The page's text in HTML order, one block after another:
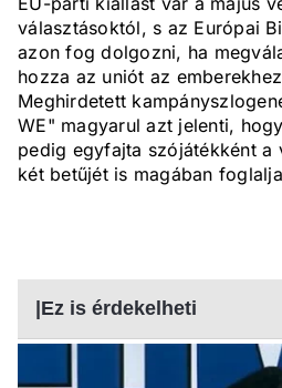
választásoktól, s az Európai
azon fog dolgozni, ha
hozza az uniót az
Meghirdetett
WE" magyarul azt jelenti,
pedig egyfajta szójátékként a
két betűjét is magában